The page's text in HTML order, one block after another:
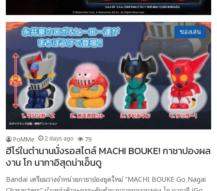
ของเล่น
PoMMe 2 days ago 79
ฮีโร่ในตำนานนั่งรอสไตล์ MACHI BOUKE! กาชาปองผล
งาน โก นากาอิสุดน่าเอ็นดู
Bandai เตรียมวางจำหน่ายกาชาปองชุดใหม่ “MACHI BOUKE Go Nagai